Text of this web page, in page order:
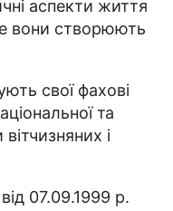
аспекти життя
вони створюють
свої фахові
та
і
07.09.1999 р.